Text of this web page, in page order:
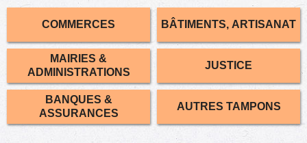
COMMERCES BÂTIMENTS, ARTISANAT
MAIRIES &
ADMINISTRATIONS
JUSTICE
BANQUES &
ASSURANCES
AUTRES TAMPONS